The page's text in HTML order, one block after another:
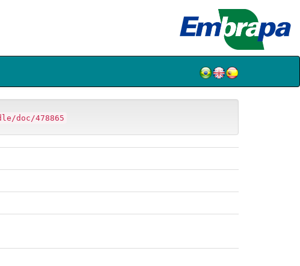
doc/478865